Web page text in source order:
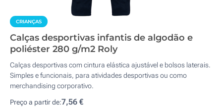
CRIANÇAS
Calças desportivas infantis de algodão e
poliéster 280 g/m2 Roly
Calças desportivas com cintura elástica ajustável e bolsos laterais.
Simples e funcionais, para atividades desportivas ou como
merchandising corporativo.
Preço a partir de:7,56 €